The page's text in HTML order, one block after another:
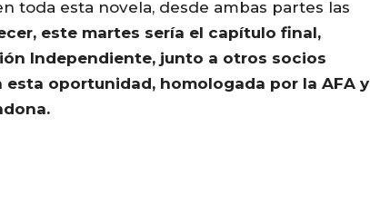
toda esta novela, desde ambas partes las
este martes sería el capítulo final,
Independiente, junto a otros socios
esta oportunidad, homologada por la AFA y